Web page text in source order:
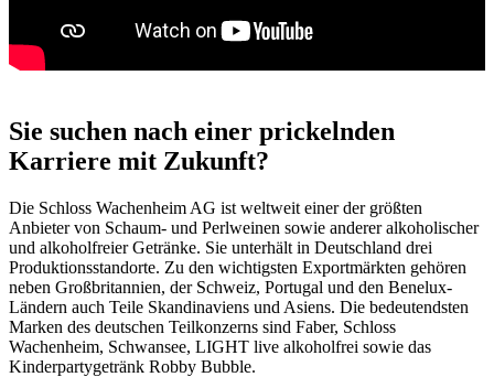
Sie suchen nach einer prickelnden
Karriere mit Zukunft?
Die Schloss Wachenheim AG ist weltweit einer der größten
Anbieter von Schaum- und Perlweinen sowie anderer alkoholischer
und alkoholfreier Getränke. Sie unterhält in Deutschland drei
Produktionsstandorte. Zu den wichtigsten Exportmärkten gehören
neben Großbritannien, der Schweiz, Portugal und den Benelux-
Ländern auch Teile Skandinaviens und Asiens. Die bedeutendsten
Marken des deutschen Teilkonzerns sind Faber, Schloss
Wachenheim, Schwansee, LIGHT live alkoholfrei sowie das
Kinderpartygetränk Robby Bubble.